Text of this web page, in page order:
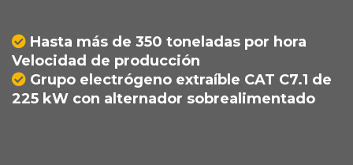
Hasta más de 350 toneladas por hora
Velocidad de producción
Grupo electrógeno extraíble CAT C7.1 de
225 kW con alternador sobrealimentado